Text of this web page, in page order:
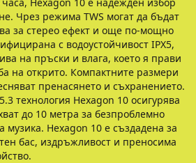
Чрез режима TWS могат да бъдат
за стерео ефект и още по-мощно
с водоустойчивост IPX5,
на пръски и влага, което я прави
на открито. Компактните размери
пренасянето и съхранението.
технология Hexagon 10 осигурява
до 10 метра за безпроблемно
музика. Hexagon 10 е създадена за
бас, издръжливост и преносима